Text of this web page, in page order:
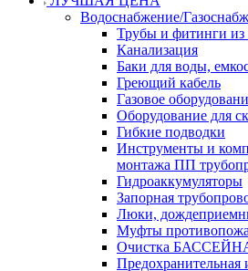
Водоснабжение/
Трубы и фитинги из
Канализация
Баки для воды,
Греющий кабель
Газовое
Оборудование для
Гибкие подводки
Инструменты и
монтажа ПП
Гидроаккумуляторы
Запорная
Люки,
Муфты
Очистка
Предохранительная